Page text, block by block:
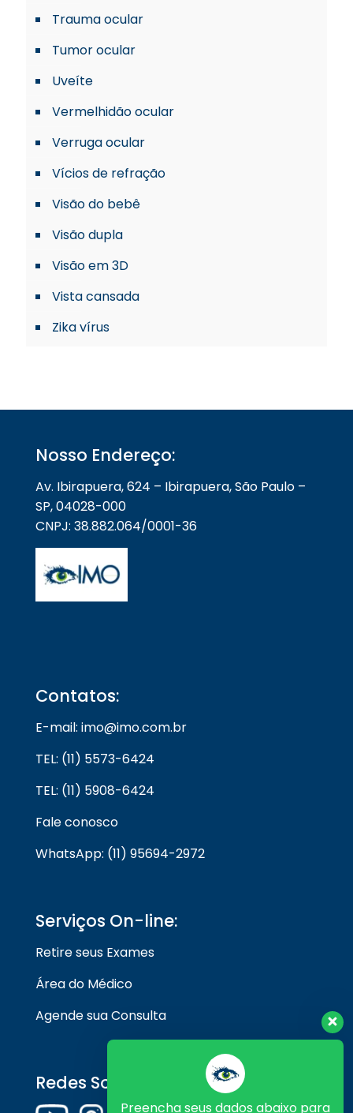
Trauma ocular
Tumor ocular
Uveíte
Vermelhidão ocular
Verruga ocular
Vícios de refração
Visão do bebê
Visão dupla
Visão em 3D
Vista cansada
Zika vírus
Nosso Endereço:
Av. Ibirapuera, 624 – Ibirapuera, São Paulo –
SP, 04028-000
CNPJ: 38.882.064/0001-36
Contatos:
E-mail: imo@imo.com.br
TEL: (11) 5573-6424
TEL: (11) 5908-6424
Fale conosco
WhatsApp: (11) 95694-2972
Serviços On-line:
Retire seus Exames
Área do Médico
Agende sua Consulta
Redes Sociais
Preencha seus dados abaixo para